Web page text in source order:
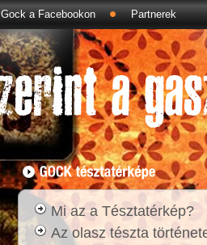
Gock a Facebookon Partnerek
Mi az a Tésztatérkép?
Az olasz tészta